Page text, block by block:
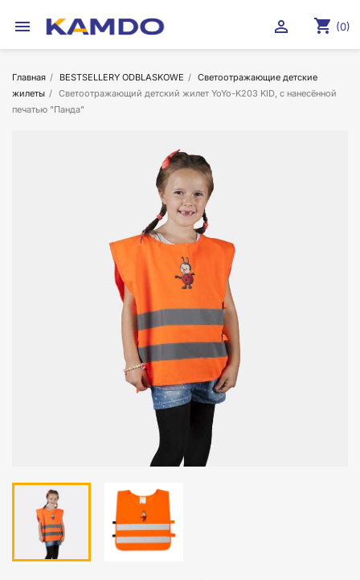
 shopping_cart (0)

Главная BESTSELLERY ODBLASKOWE
Светоотражающие детские
жилеты
Светоотражающий детский жилет YoYo-K203 KID, с нанесённой
печатью "Панда"